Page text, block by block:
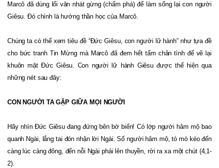
Marcô đã dùng lối văn nhát gừng (chấm phá) để làm sống lại con người
Giêsu. Đó chính là hướng thần học của Marcô.
Chúng ta có thể xem tiêu đề “Đức Giêsu, con người lữ hành” như tựa đề
cho bức tranh Tin Mừng mà Marcô đã đem hết tấm chân tình để vẽ lại
khuôn mặt Đức Giêsu. Con người lữ hành Giêsu được thể hiện qua
những nét sau đây:
CON NGƯỜI TA GẶP GIỮA MỌI NGƯỜI
Hãy nhìn Đức Giêsu đang đứng bên bờ biển! Có lớp người hâm mộ bao
quanh Ngài, lắng tai đón nhận lời Ngài. Số người hâm mộ, tò mò kéo đến
càng lúc càng đông, đến nỗi Ngài phải lên thuyền, rời ra xa một chút (4,1-
2).